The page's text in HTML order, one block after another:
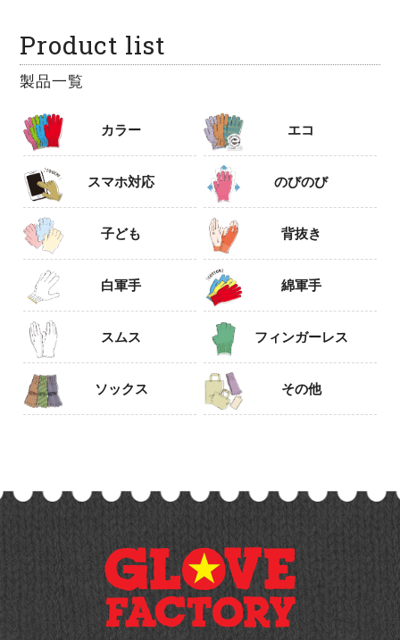
Product list
製品一覧
カラー エコ
スマホ対応 のびのび
子ども 背抜き
白軍手 綿軍手
スムス フィンガーレス
ソックス その他